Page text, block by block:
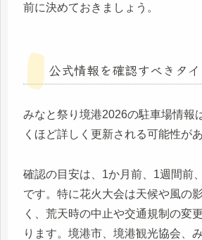
前に決めておきましょう。
公式情報を確認すべきタ
みなと祭り境港2026の駐車場情報
くほど詳しく更新される可能性があ
確認の目安は、1か月前、1週間前
です。特に花火大会は天候や風の
く、荒天時の中止や交通規制の変
ります。境港市、境港観光協会、